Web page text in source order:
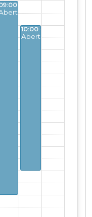
- 17:00
10:00 - 16:00
Aberto